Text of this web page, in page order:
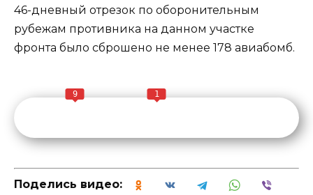
46-дневный отрезок по оборонительным
рубежам противника на данном участке
фронта было сброшено не менее 178 авиабомб.
9 1
Поделись видео: